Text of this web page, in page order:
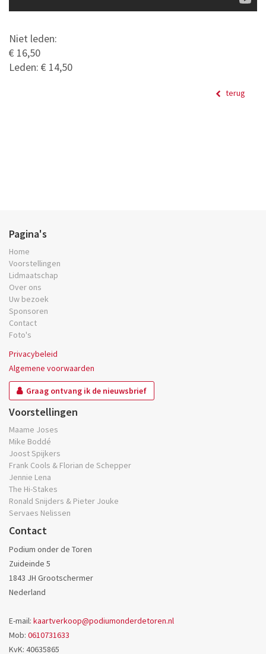
Niet leden:
€ 16,50
Leden: € 14,50
terug
Pagina's
Home
Voorstellingen
Lidmaatschap
Over ons
Uw bezoek
Sponsoren
Contact
Foto's
Privacybeleid
Algemene voorwaarden
Graag ontvang ik de nieuwsbrief
Voorstellingen
Maame Joses
Mike Boddé
Joost Spijkers
Frank Cools & Florian de Schepper
Jennie Lena
The Hi-Stakes
Ronald Snijders & Pieter Jouke
Servaes Nelissen
Contact
Podium onder de Toren
Zuideinde 5
1843 JH Grootschermer
Nederland
E-mail: kaartverkoop@podiumonderdetoren.nl
Mob: 0610731633
KvK: 40635865